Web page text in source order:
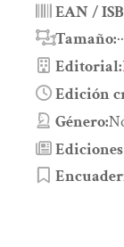
EAN /
Tamaño:
Editorial:
Edición
Género: